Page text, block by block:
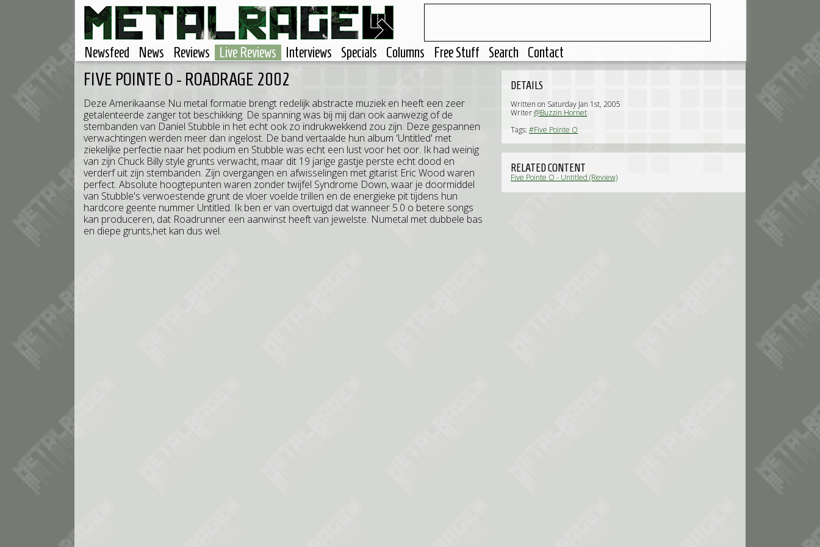
Newsfeed News Reviews Live Reviews Interviews Specials Columns Free Stuff Search Contact
FIVE POINTE O - ROADRAGE 2002
Deze Amerikaanse Nu metal formatie brengt redelijk abstracte muziek en heeft een zeer
getalenteerde zanger tot beschikking. De spanning was bij mij dan ook aanwezig of de
stembanden van Daniel Stubble in het echt ook zo indrukwekkend zou zijn. Deze gespannen
verwachtingen werden meer dan ingelost. De band vertaalde hun album 'Untitled' met
ziekelijke perfectie naar het podium en Stubble was echt een lust voor het oor. Ik had weinig
van zijn Chuck Billy style grunts verwacht, maar dit 19 jarige gastje perste echt dood en
verderf uit zijn stembanden. Zijn overgangen en afwisselingen met gitarist Eric Wood waren
perfect. Absolute hoogtepunten waren zonder twijfel Syndrome Down, waar je doormiddel
van Stubble's verwoestende grunt de vloer voelde trillen en de energieke pit tijdens hun
hardcore geente nummer Untitled. Ik ben er van overtuigd dat wanneer 5.0 o betere songs
kan produceren, dat Roadrunner een aanwinst heeft van jewelste. Numetal met dubbele bas
en diepe grunts,het kan dus wel.
DETAILS
Written on Saturday Jan 1st, 2005
Writer@Buzzin Hornet
Tags: #Five Pointe O
RELATED CONTENT
Five Pointe O - Untitled (Review)